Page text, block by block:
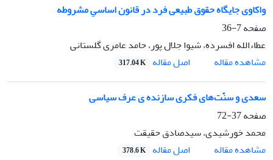
واکاوی جایگاه حقوق طبیعی فرد در قانون اساسیِ مشروطه
صفحه7-36
عطاءالله افسرده، شیوا جلال پور، حامد عامری گلستانی
مشاهده مقاله
اصل مقاله 317.04 K
سعدی و سنّت‌های فکری سازنده ی عرف سیاسی
صفحه37-72
محمد خورشیدی، سیدصادق حقیقت
مشاهده مقاله
اصل مقاله 378.6 K